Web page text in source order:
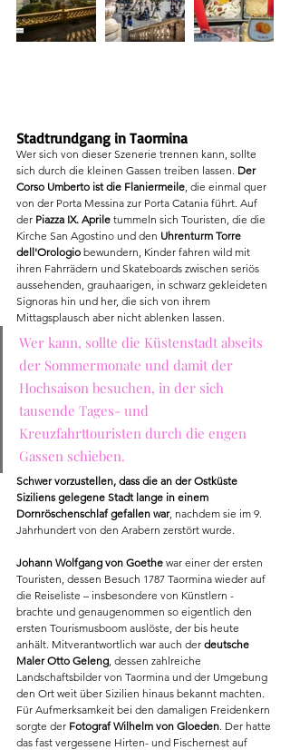
Stadtrundgang in Taormina
Wer sich von dieser Szenerie trennen kann, sollte
sich durch die kleinen Gassen treiben lassen. Der
Corso Umberto ist die Flaniermeile , die einmal quer
von der Porta Messina zur Porta Catania führt. Auf
der Piazza IX. Aprile tummeln sich Touristen, die die
Kirche San Agostino und den Uhrenturm Torre
dell'Orologio bewundern, Kinder fahren wild mit
ihren Fahrrädern und Skateboards zwischen seriös
aussehenden, grauhaarigen, in schwarz gekleideten
Signoras hin und her, die sich von ihrem
Mittagsplausch aber nicht ablenken lassen.
Wer kann, sollte die Küstenstadt abseits
der Sommermonate und damit der
Hochsaison besuchen, in der sich
tausende Tages- und
Kreuzfahrttouristen durch die engen
Gassen schieben.
Schwer vorzustellen, dass die an der Ostküste
Siziliens gelegene Stadt lange in einem
Dornröschenschlaf gefallen war, nachdem sie im 9.
Jahrhundert von den Arabern zerstört wurde.
Johann Wolfgang von Goethe war einer der ersten
Touristen, dessen Besuch 1787 Taormina wieder auf
die Reiseliste – insbesondere von Künstlern -
brachte und genaugenommen so eigentlich den
ersten Tourismusboom auslöste, der bis heute
anhält. Mitverantwortlich war auch der deutsche
Maler Otto Geleng , dessen zahlreiche
Landschaftsbilder von Taormina und der Umgebung
den Ort weit über Sizilien hinaus bekannt machten.
Für Aufmerksamkeit bei den damaligen Freidenkern
sorgte der Fotograf Wilhelm von Gloeden . Der hatte
das fast vergessene Hirten- und Fischernest auf